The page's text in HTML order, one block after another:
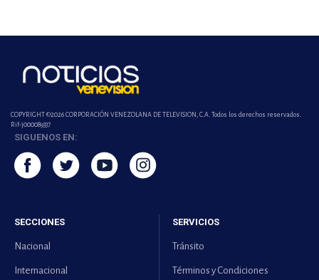
COPYRIGHT ©2026 CORPORACIÓN VENEZOLANA DE TELEVISION, C.A. Todos los derechos reservados.
Rif-j000089337
SIGUENOS EN:
SECCIONES
Nacional
Internacional
SERVICIOS
Tránsito
Términos y Condiciones